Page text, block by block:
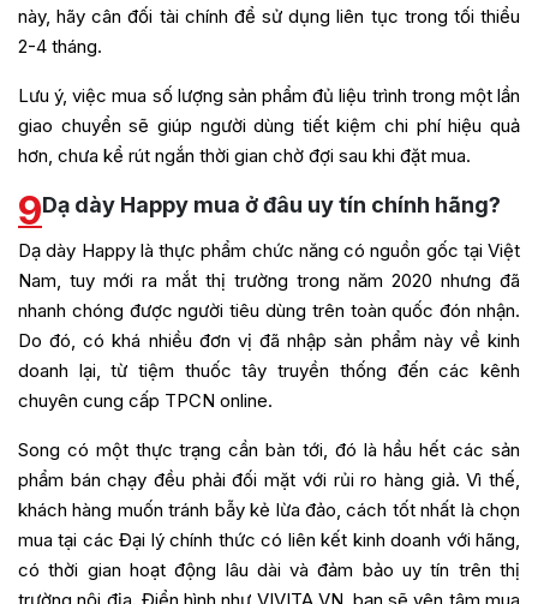
này, hãy cân đối tài chính để sử dụng liên tục trong tối thiểu
2-4 tháng.
Lưu ý, việc mua số lượng sản phẩm đủ liệu trình trong một lần
giao chuyển sẽ giúp người dùng tiết kiệm chi phí hiệu quả
hơn, chưa kể rút ngắn thời gian chờ đợi sau khi đặt mua.
9Dạ dày Happy mua ở đâu uy tín chính hãng?
Dạ dày Happy là thực phẩm chức năng có nguồn gốc tại Việt
Nam, tuy mới ra mắt thị trường trong năm 2020 nhưng đã
nhanh chóng được người tiêu dùng trên toàn quốc đón nhận.
Do đó, có khá nhiều đơn vị đã nhập sản phẩm này về kinh
doanh lại, từ tiệm thuốc tây truyền thống đến các kênh
chuyên cung cấp TPCN online.
Song có một thực trạng cần bàn tới, đó là hầu hết các sản
phẩm bán chạy đều phải đối mặt với rủi ro hàng giả. Vì thế,
khách hàng muốn tránh bẫy kẻ lừa đảo, cách tốt nhất là chọn
mua tại các Đại lý chính thức có liên kết kinh doanh với hãng,
có thời gian hoạt động lâu dài và đảm bảo uy tín trên thị